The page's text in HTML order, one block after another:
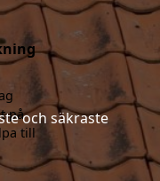
och säkraste
på
till